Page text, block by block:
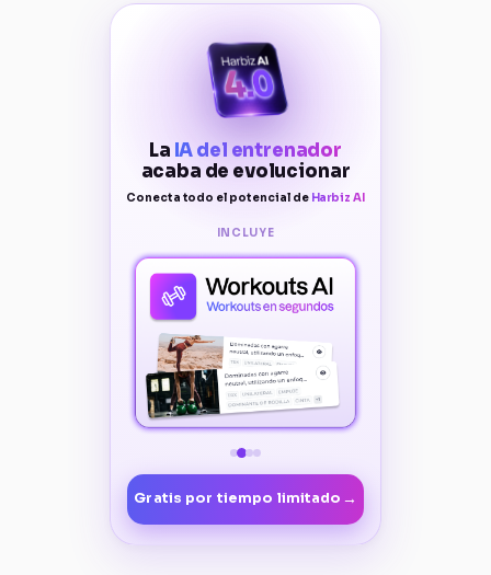
La IA del entrenador
acaba de evolucionar
Conecta todo el potencial de Harbiz AI
INCLUYE
Gratis por tiempo limitado →